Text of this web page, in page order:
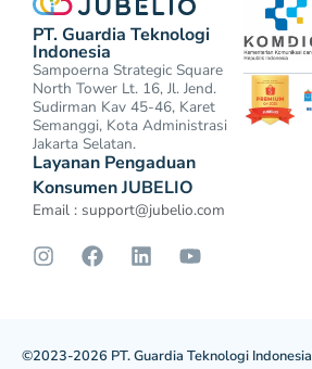
PT. Guardia Teknologi
Indonesia
Sampoerna Strategic Square
North Tower Lt. 16, Jl. Jend.
Sudirman Kav 45-46, Karet
Semanggi, Kota Administrasi
Jakarta Selatan.
Layanan Pengaduan
Konsumen JUBELIO
Email : support@jubelio.com
©2023-2026 PT. Guardia Teknologi Indonesia